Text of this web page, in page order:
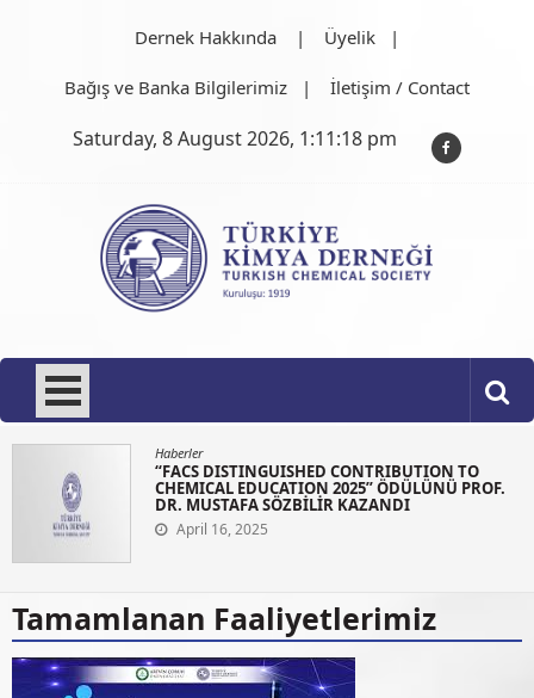
Dernek Hakkında Üyelik
Bağış ve Banka Bilgilerimiz İletişim / Contact
Saturday, 8 August 2026, 1:11:20 pm
Türkiye Kimya Derneği
Haberler
“IUPAC SOLVAY FOR YOUNG CHEMISTS 2025”
ÖDÜLÜNÜ Ç. ONSEKİZ MART ÜNİVERSİTESİ
KİMYA BÖLÜMÜ ANALİTİK KİMYA ANA
BİLİMDALINDAN “DR.SELEN AYAZ” KAZANDI
Tamamlanan Faaliyetlerimiz